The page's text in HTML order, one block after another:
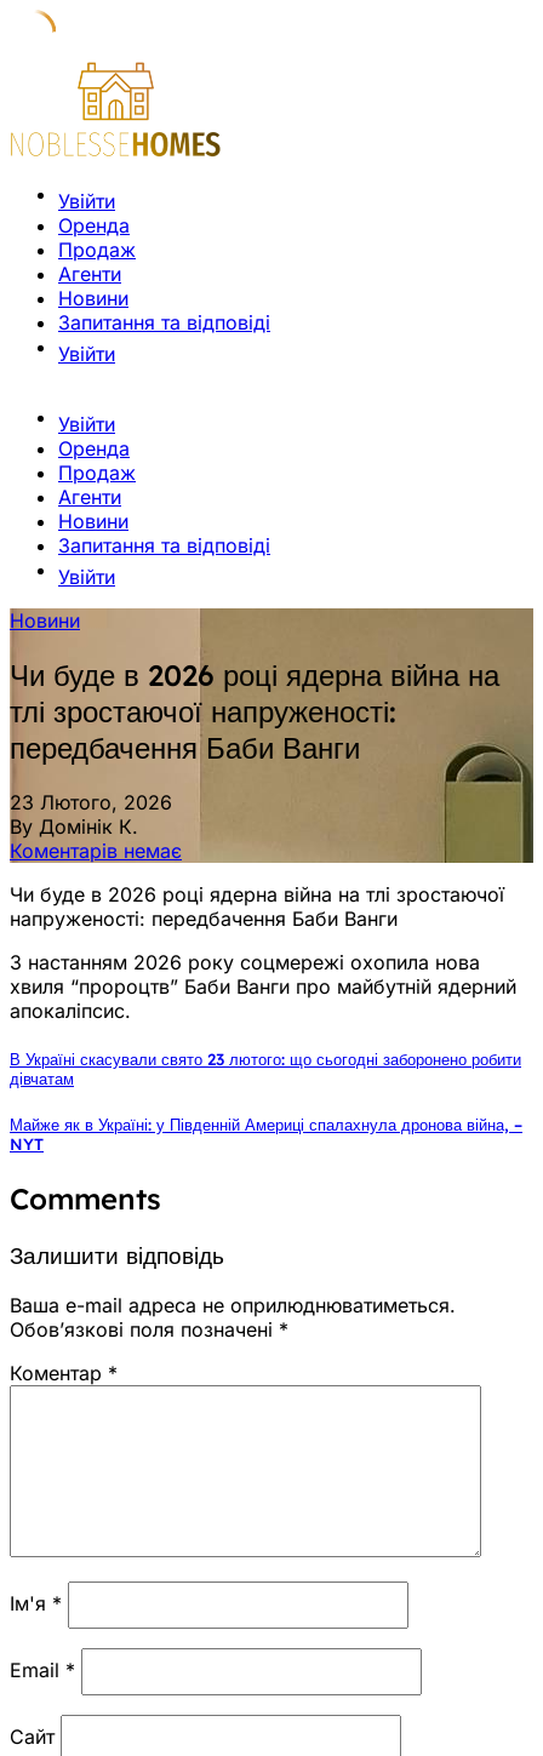
Увійти
Оренда
Продаж
Агенти
Новини
Запитання та відповіді
Увійти
Увійти
Оренда
Продаж
Агенти
Новини
Запитання та відповіді
Увійти
Новини
Чи буде в 2026 році ядерна війна на
тлі зростаючої напруженості:
передбачення Баби Ванги
23 Лютого, 2026
By Домінік К.
Коментарів немає
Чи буде в 2026 році ядерна війна на тлі зростаючої
напруженості: передбачення Баби Ванги
З настанням 2026 року соцмережі охопила нова
хвиля “пророцтв” Баби Ванги про майбутній ядерний
апокаліпсис.
В Україні скасували свято 23 лютого: що сьогодні заборонено робити
дівчатам
Майже як в Україні: у Південній Америці спалахнула дронова війна, –
NYT
Comments
Залишити відповідь
Ваша e-mail адреса не оприлюднюватиметься.
Обов’язкові поля позначені *
Коментар *
Ім'я *
Email *
Сайт